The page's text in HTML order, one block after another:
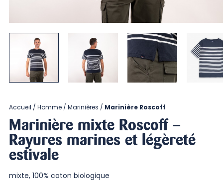
Accueil Homme Marinières Marinière Roscoff
Marinière mixte Roscoff –
Rayures marines et légèreté
estivale
mixte, 100% coton biologique